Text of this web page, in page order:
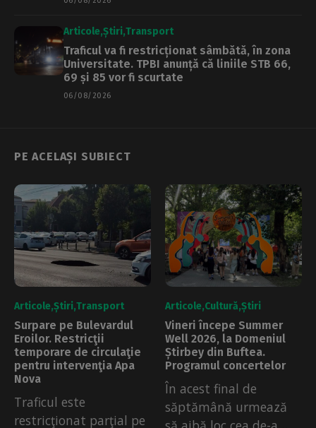
Articole Știri Transport
Traficul va fi restricționat sâmbătă, în zona
Universitate. TPBI anunță că liniile STB 66,
69 și 85 vor fi scurtate
06/08/2026
PE ACELAȘI SUBIECT
Articole Știri Transport
Surpare pe Bulevardul
Eroilor. Restricţii
temporare de circulaţie
pentru intervenţia Apa
Nova
Traficul este
restricţionat parţial pe
Articole Cultură Știri
Vineri începe Summer
Well 2026, la Domeniul
Știrbey din Buftea.
Programul concertelor
În acest final de
săptămână urmează